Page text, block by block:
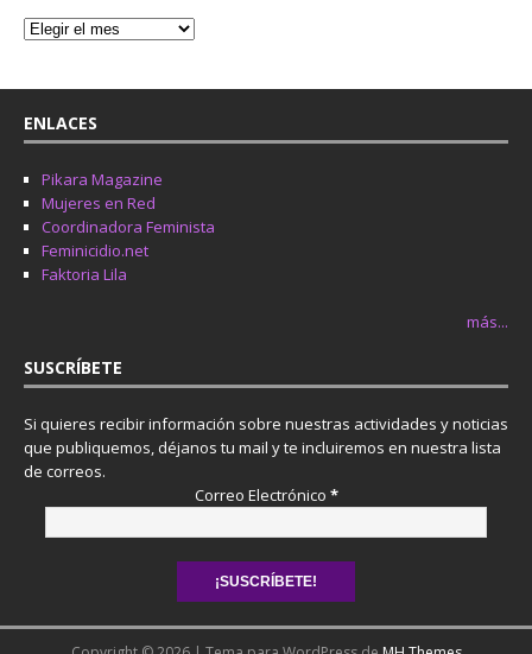
ENLACES
Pikara Magazine
Mujeres en Red
Coordinadora Feminista
Feminicidio.net
Faktoria Lila
más...
SUSCRÍBETE
Si quieres recibir información sobre nuestras actividades y noticias
que publiquemos, déjanos tu mail y te incluiremos en nuestra lista
de correos.
Correo Electrónico *